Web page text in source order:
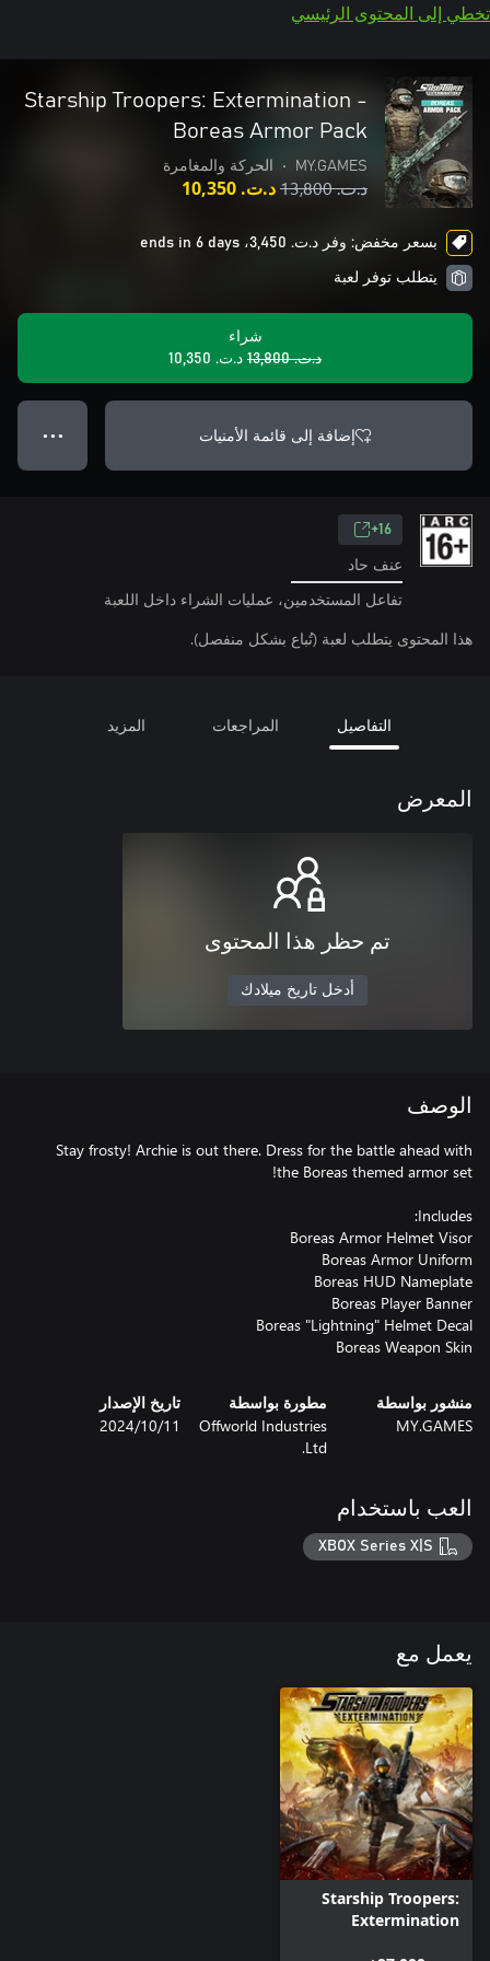
تخطي إلى المحتوى الرئيسي
Starship Troopers: Extermination -
Boreas Armor Pack
MY.GAMES
• الحركة والمغامرة
د.ت.‏ 13,800 د.ت.‏ 10,350
بسعر مخفض: وفر د.ت.‏ 3,450، ends in 6 days
يتطلب توفر لعبة
شراء
د.ت.‏ 13,800
د.ت.‏ 10,350
إضافة إلى قائمة الأمنيات ● ● ●
16+
عنف حاد
تفاعل المستخدمين، عمليات الشراء داخل اللعبة
هذا المحتوى يتطلب لعبة (تُباع بشكل منفصل).
التفاصيل المراجعات المزيد
المعرض
تم حظر هذا المحتوى
أدخل تاريخ ميلادك
الوصف
Stay frosty! Archie is out there. Dress for the battle ahead with
Boreas Weapon Skin
منشور بواسطة
MY.GAMES
مطورة بواسطة
Offworld Industries
Ltd.
تاريخ الإصدار
11‏/10‏/2024
العب باستخدام
XBOX Series X|S
يعمل مع
Starship Troopers:
Extermination